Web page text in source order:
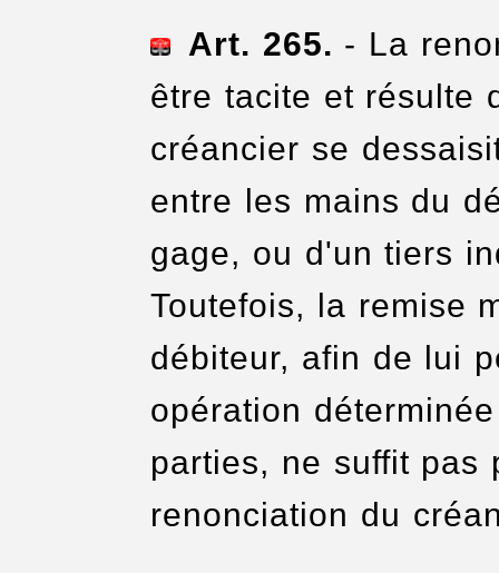
Art. 265. - La
être tacite et résulte
créancier se
entre les mains du
gage, ou d'un tiers
Toutefois, la remise
débiteur, afin de lui
opération
parties, ne suffit pas
renonciation du